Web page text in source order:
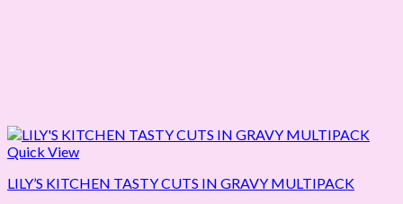
Quick View
LILY’S KITCHEN TASTY CUTS IN GRAVY MULTIPACK